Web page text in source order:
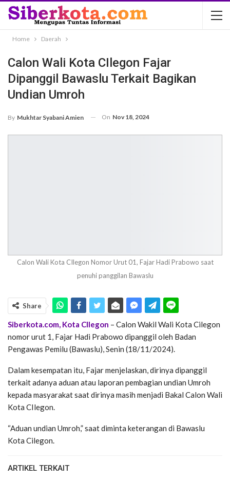
Home Daerah
Calon Wali Kota CIlegon Fajar
Dipanggil Bawaslu Terkait Bagikan
Undian Umroh
By Mukhtar Syabani Amien On Nov 18, 2024
Calon Wali Kota CIlegon Nomor Urut 01, Fajar Hadi Prabowo saat
penuhi panggilan Bawaslu
Share
Siberkota.com, Kota CIlegon – Calon Wakil Wali Kota Cilegon
nomor urut 1, Fajar Hadi Prabowo dipanggil oleh Badan
Pengawas Pemilu (Bawaslu), Senin (18/11/2024).
Dalam kesempatan itu, Fajar menjelaskan, dirinya dipanggil
terkait adanya aduan atau laporan pembagian undian Umroh
kepada masyarakat saat dirinya masih menjadi Bakal Calon Wali
Kota CIlegon.
“Aduan undian Umroh,” saat diminta keterangan di Bawaslu
Kota Cilegon.
ARTIKEL TERKAIT